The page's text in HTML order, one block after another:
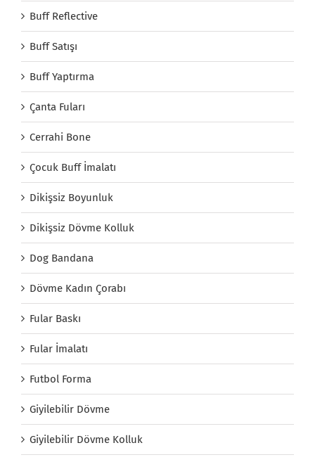
Buff Reflective
Buff Satışı
Buff Yaptırma
Çanta Fuları
Cerrahi Bone
Çocuk Buff İmalatı
Dikişsiz Boyunluk
Dikişsiz Dövme Kolluk
Dog Bandana
Dövme Kadın Çorabı
Fular Baskı
Fular İmalatı
Futbol Forma
Giyilebilir Dövme
Giyilebilir Dövme Kolluk